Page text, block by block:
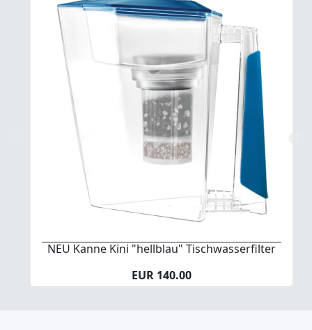
NEU Kanne Kini "hellblau" Tischwasserfilter
EUR 140.00